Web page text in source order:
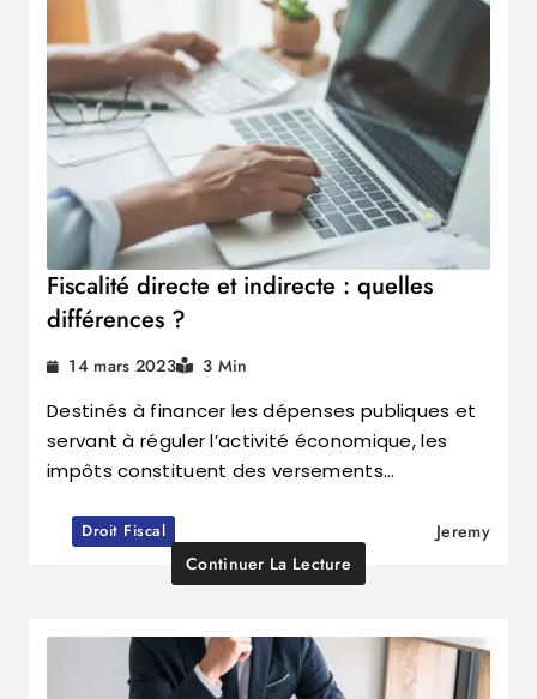
Fiscalité directe et indirecte : quelles
différences ?
14 mars 2023 3 Min
Destinés à financer les dépenses publiques et
servant à réguler l’activité économique, les
impôts constituent des versements…
Droit Fiscal
Jeremy
Continuer La Lecture